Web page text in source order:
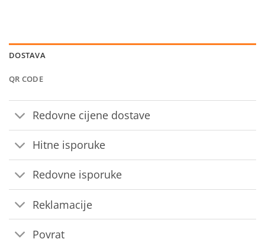
DOSTAVA
QR CODE
Redovne cijene dostave
Hitne isporuke
Redovne isporuke
Reklamacije
Povrat